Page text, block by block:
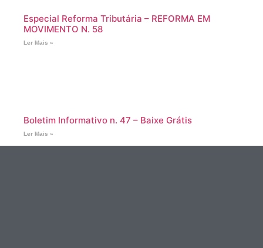
Especial Reforma Tributária – REFORMA EM
MOVIMENTO N. 58
Ler Mais »
Boletim Informativo n. 47 – Baixe Grátis
Ler Mais »